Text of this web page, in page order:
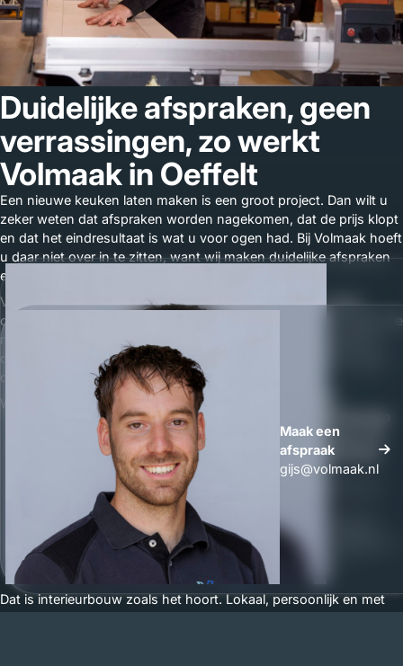
Duidelijke afspraken, geen
verrassingen, zo werkt
Volmaak in Oeffelt
Een nieuwe keuken laten maken is een groot project. Dan wilt u
zeker weten dat afspraken worden nagekomen, dat de prijs klopt
en dat het eindresultaat is wat u voor ogen had. Bij Volmaak hoeft
u daar niet over in te zitten, want wij maken duidelijke afspraken
en houden ons eraan. Altijd.
Voor elke klant in Oeffelt geldt hetzelfde proces: een eerlijke
offerte per onderdeel, een realistieke planning en een montage die
netjes en op tijd gebeurt. Eventuele opleverpunten lossen wij
direct op, dezelfde dag of de volgende. Geen wachttijden, geen
discussie over wat wel of niet was afgesproken.
Wij staan voor:
Transparante offerte,elk onderdeel apart, prijs per item
Eerlijke planning, realistische doorlooptijden, geen loze
Directe communicatie,altijd bereikbaar, Gijs of Wouter
Kwaliteitsgarantie, wij stoppen niet voordat het perfect is
•
Nazorg, ook na oplevering staan wij voor u klaar
Dat is interieurbouw zoals het hoort. Lokaal, persoonlijk en met
Maak een
afspraak
Maak een
afspraak
gijs@volmaak.nl